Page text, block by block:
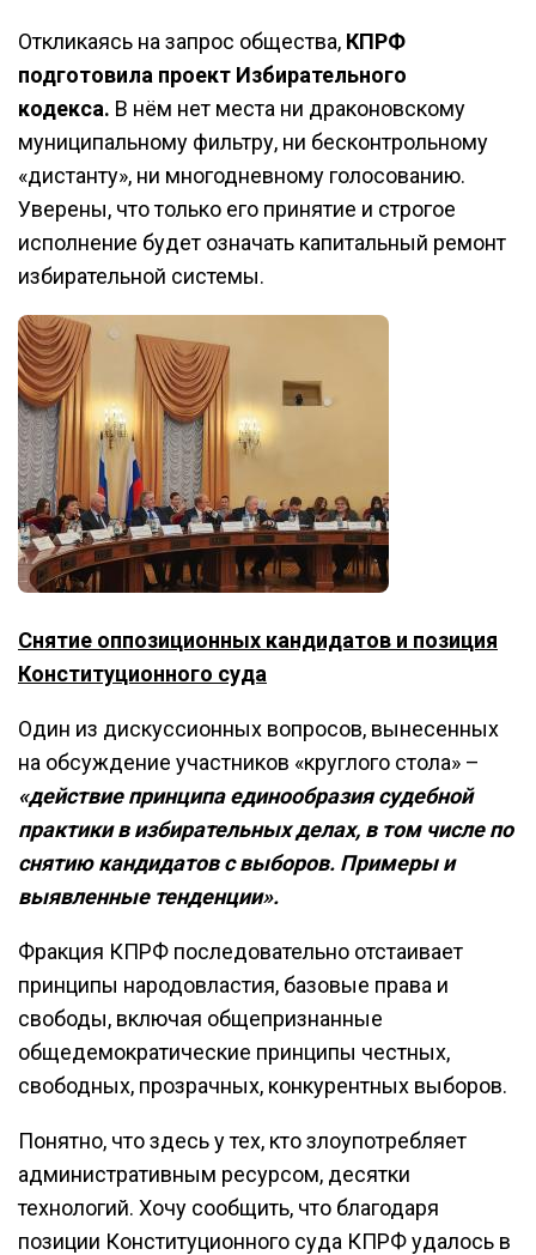
Откликаясь на запрос общества, КПРФ
подготовила проект Избирательного
кодекса. В нём нет места ни драконовскому
муниципальному фильтру, ни бесконтрольному
«дистанту», ни многодневному голосованию.
Уверены, что только его принятие и строгое
исполнение будет означать капитальный ремонт
избирательной системы.
Снятие оппозиционных кандидатов и позиция
Конституционного суда
Один из дискуссионных вопросов, вынесенных
на обсуждение участников «круглого стола» –
«действие принципа единообразия судебной
практики в избирательных делах, в том числе по
снятию кандидатов с выборов. Примеры и
выявленные тенденции».
Фракция КПРФ последовательно отстаивает
принципы народовластия, базовые права и
свободы, включая общепризнанные
общедемократические принципы честных,
свободных, прозрачных, конкурентных выборов.
Понятно, что здесь у тех, кто злоупотребляет
административным ресурсом, десятки
технологий. Хочу сообщить, что благодаря
позиции Конституционного суда КПРФ удалось в